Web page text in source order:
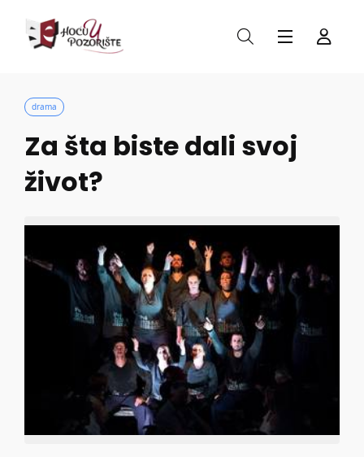
drama
Za šta biste dali svoj
život?